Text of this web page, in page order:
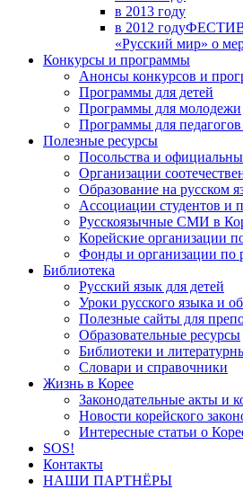
в 2013 году
в 2012 году
«Русский мир» о
Конкурсы и программы
Анонсы конкурсов и
Программы для детей
Программы для молодежи
Программы для
Полезные ресурсы
Посольства и
Организации
Образование на русском
Ассоциации студентов и
Русскоязычные СМИ в
Корейские организации
Фонды и организации по
Библиотека
Русский язык для детей
Уроки русского языка и
Полезные сайты для
Образовательные ресурсы
Библиотеки и
Словари и справочники
Жизнь в Корее
Законодательные акты и
Новости корейского
Интересные статьи о
SOS!
Контакты
НАШИ ПАРТНЁРЫ